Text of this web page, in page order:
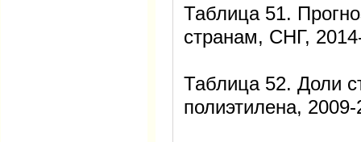
Таблица 51.
странам, СНГ,
Таблица 52. Доли
полиэтилена, 2009-